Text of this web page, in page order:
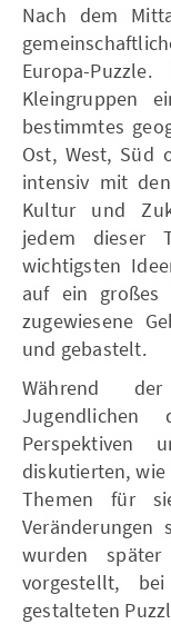
Nach dem
Europa-
Kleingruppen
bestimmtes
Ost, West, Süd
intensiv mit
Kultur und
jedem dieser
wichtigsten
auf ein großes
zugewiesene
und gebastelt.
Während
Perspektiven
diskutierten, wie
Themen für
Veränderungen
wurden
vorgestellt,
gestalteten